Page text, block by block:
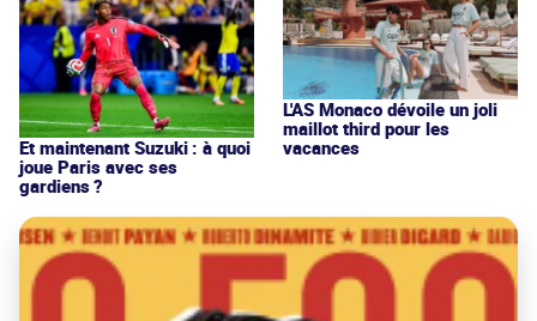
Et maintenant Suzuki : à quoi
joue Paris avec ses
gardiens ?
L'AS Monaco dévoile un joli
maillot third pour les
vacances